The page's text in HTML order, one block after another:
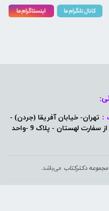
: تهران- خیابان آفریقا (جردن) -
بالاتر از تقاطع میرداماد - کوچه مینا -بعد از سفارت لهستان - پلاک 9 -واحد
مجموعه دکترکتاب می‌باشد.